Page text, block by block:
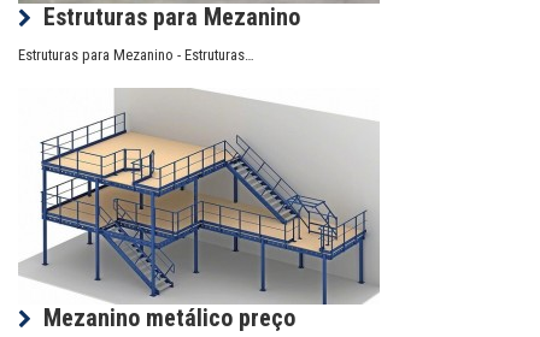
Estruturas para Mezanino
Estruturas para Mezanino - Estruturas…
Mezanino metálico preço